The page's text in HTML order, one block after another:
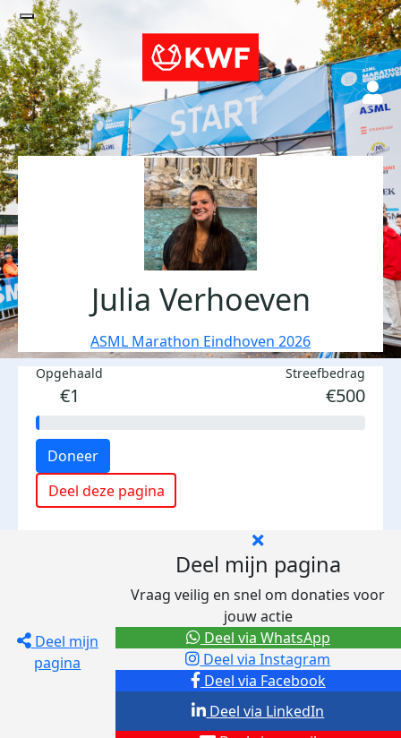
Julia Verhoeven
ASML Marathon Eindhoven 2026
Opgehaald
€1
Streefbedrag
€500
Doneer
Deel deze pagina
Deel mijn
pagina
Deel mijn pagina
Vraag veilig en snel om donaties voor
jouw actie
Deel via Facebook
Deel via Instagram
Deel via LinkedIn
Deel via WhatsApp